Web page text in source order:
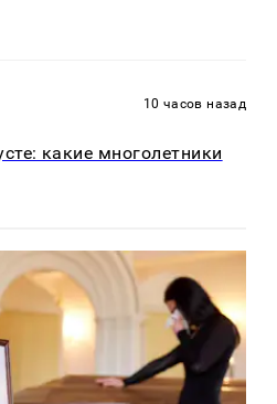
10 часов назад
какие многолетники